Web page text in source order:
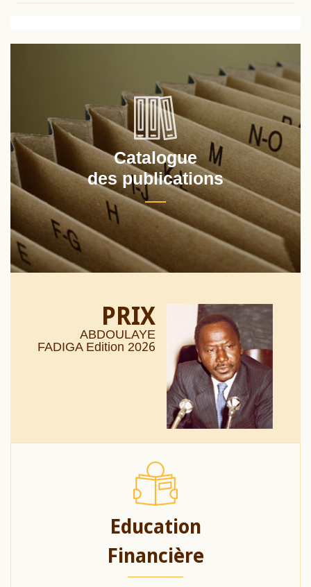
Catalogue
des publications
PRIX
ABDOULAYE
FADIGA Edition 2026
Education
Financière